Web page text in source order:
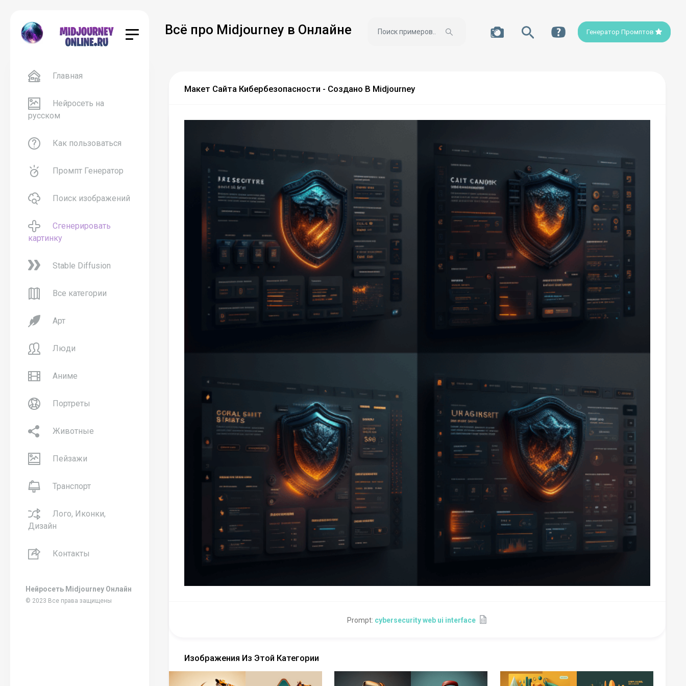
Всё про Midjourney в Онлайне Генератор Промптов
Главная
Нейросеть на
русском
Как пользоваться
Промпт Генератор
Поиск изображений
Сгенерировать
картинку
Stable Diffusion
Все категории
Арт
Люди
Аниме
Портреты
Животные
Пейзажи
Транспорт
Лого, Иконки,
Дизайн
Контакты
Нейросеть Midjourney Онлайн
© 2023 Все права защищены
Макет Сайта Кибербезопасности - Создано В Midjourney
Prompt: cybersecurity web ui interface
Изображения Из Этой Категории